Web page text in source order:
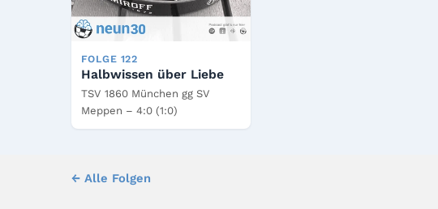
FOLGE 122
Halbwissen über Liebe
TSV 1860 München gg SV
Meppen – 4:0 (1:0)
← Alle Folgen